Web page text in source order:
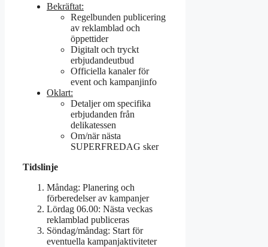
Bekräftat:
Regelbunden publicering
av reklamblad och
öppettider
Digitalt och tryckt
erbjudandeutbud
Officiella kanaler för
event och kampanjinfo
Oklart:
Detaljer om specifika
erbjudanden från
delikatessen
Om/när nästa
SUPERFREDAG sker
Tidslinje
Måndag: Planering och
förberedelser av kampanjer
Lördag 06.00: Nästa veckas
reklamblad publiceras
Söndag/måndag: Start för
eventuella kampanjaktiviteter